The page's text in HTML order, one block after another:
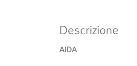
Descrizione
AIDA